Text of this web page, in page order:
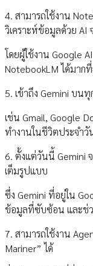
4. สามารถใช้งาน
วิเคราะห์ข้อมูลด้วย AI
โดยผู้ใช้งาน Google
NotebookLM ได้มาก
5. เข้าถึง Gemini บน
เช่น Gmail, Google
ทำงานในชีวิตประจำวั
6. ตั้งแต่วันนี้ Gemini
เต็มรูปแบบ
ซึ่ง Gemini ที่อยู่ใน
ข้อมูลที่ซับซ้อน และช่ว
7. สามารถใช้งาน
Mariner” ได้